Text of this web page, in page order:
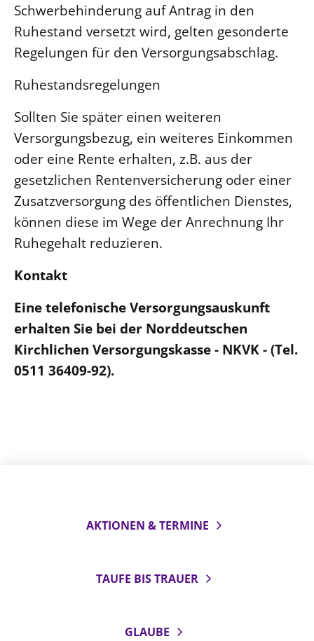
Schwerbehinderung auf Antrag in den
Ruhestand versetzt wird, gelten gesonderte
Regelungen für den Versorgungsabschlag.
Ruhestandsregelungen
Sollten Sie später einen weiteren
Versorgungsbezug, ein weiteres Einkommen
oder eine Rente erhalten, z.B. aus der
gesetzlichen Rentenversicherung oder einer
Zusatzversorgung des öffentlichen Dienstes,
können diese im Wege der Anrechnung Ihr
Ruhegehalt reduzieren.
Kontakt
Eine telefonische Versorgungsauskunft
erhalten Sie bei der Norddeutschen
Kirchlichen Versorgungskasse - NKVK - (Tel.
0511 36409-92).
AKTIONEN & TERMINE
TAUFE BIS TRAUER
GLAUBE